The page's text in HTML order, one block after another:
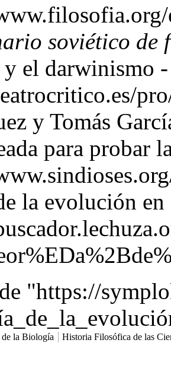
soviético de
el darwinismo
y Tomás
para probar
la evolución en
"https://
la Biología Historia Filosófica de las